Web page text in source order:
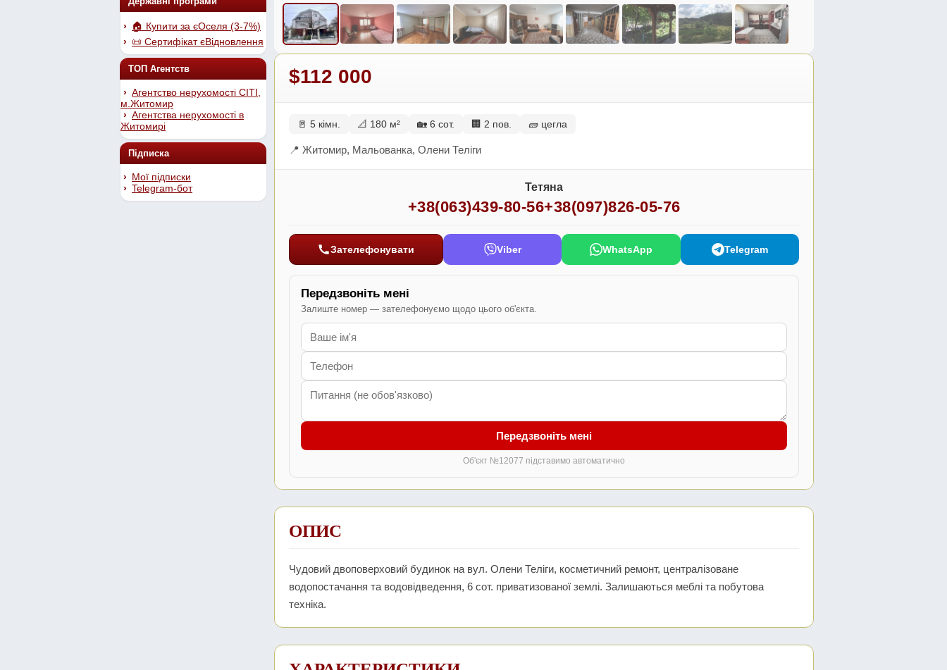
🏠 Купити за єОселя (3-7%)
📜 Сертифікат єВідновлення
ТОП Агентств
Агентство нерухомості СІТІ,
м.Житомир
Агентства нерухомості в
Житомирі
Підписка
Мої підписки
Telegram-бот
$112 000
🚪 5 кімн. 📐 180 м² 🏡 6 сот. 🏢 2 пов. 🧱 цегла
📍 Житомир, Мальованка, Олени Теліги
Тетяна
+38(063)439-80-56+38(097)826-05-76
Зателефонувати Viber WhatsApp Telegram
Передзвоніть мені
Залиште номер — зателефонуємо щодо цього об'єкта.
Передзвоніть мені
Об'єкт №12077 підставимо автоматично
ОПИС
Чудовий двоповерховий будинок на вул. Олени Теліги, косметичний ремонт, централізоване
водопостачання та водовідведення, 6 сот. приватизованої землі. Залишаються меблі та побутова
техніка.